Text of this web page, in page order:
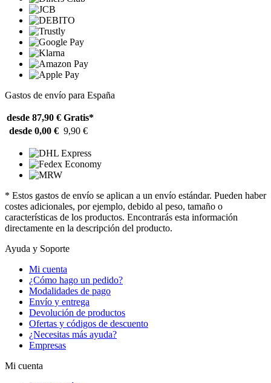
Gastos de envío para España
desde 87,90 € Gratis*
desde 0,00 € 9,90 €
* Estos gastos de envío se aplican a un envío estándar. Pueden haber
costes adicionales, por ejemplo, debido al peso, tamaño o
características de los productos. Encontrarás esta información
directamente en la descripción del producto.
Ayuda y Soporte
Mi cuenta
¿Cómo hago un pedido?
Modalidades de pago
Envío y entrega
Devolución de productos
Ofertas y códigos de descuento
¿Necesitas más ayuda?
Empresas
Mi cuenta